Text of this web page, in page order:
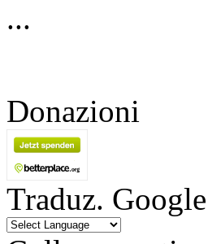
...
Donazioni
Traduz. Google